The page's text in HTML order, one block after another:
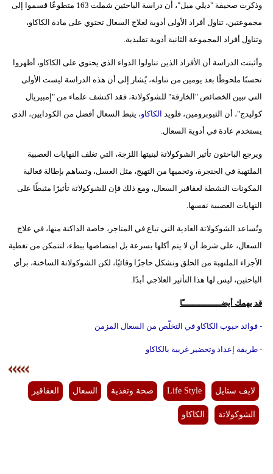
وذكرت صحيفة "ديلي ميل"، أن دراسة الباحثين شملت 163 متطوعًا قسموا إلى
مجموعتين، تناول أفراد الأولى أدوية لعلاج السعال تحتوي على مادة الكاكاو،
وتناول أفراد المجموعة الثانية أدوية تقليدية.
وأثبتت الدراسة أن الأفراد الذين تناولوا الدواء الذي يحتوي على الكاكاو، أظهروا
تحسنًا ملحوظًا بعد يومين من تناوله، يُشار إلى أن هذه الدراسة ليست الأولى
التي تبين الخصائص "الخارقة" للشوكولاتة، فقد اكتشف علماء من "إمبيريال
كوليدج"، أن الثيوبرومين، قلويد الكاكاو، يثبط السعال أفضل من الكودايين، الذي
يستخدم عادة في أدوية السعال.
ويرجع الباحثون تأثير الشوكولاتة لبنيتها اللزجة، التي تغلف النهايات العصبية
الملتهبة في الحنجرة، وتحميها من التهيج، مثل العسل، وتساهم بإطالة فعالية
المكونات النشطة لعقاقير السعال، ومع ذلك فإن للشوكولاتة تأثيرًا مثبطًا على
النهايات العصبية نفسها.
وتُساعد الشوكولاتة العادية التي تباع في المتاجر، خاصة الداكنة منها، في علاج
السعال، على شرط أن لا يتم أكلها بسرعة بل امتصاصها ببطء، لتتمكن من تغطية
الأجزاء الملتهبة من الحلق وتشكل حاجزًا وقائيًا، لكن الشوكولاتة الساخنة، برأي
الباحثين، ليس لها هذا التأثير العلاجي أبدًا.
قد يهمك أيضــــــــــــــــًا
- فوائد حبوب الكاكاو في التخلّص من السعال المزمن
- طريقة إعداد وتحضير غريبة بالكاكاو
لايف ستايل Life Style صحة وتغذية السعال العقاقير
الشوكولاتة الكاكاو